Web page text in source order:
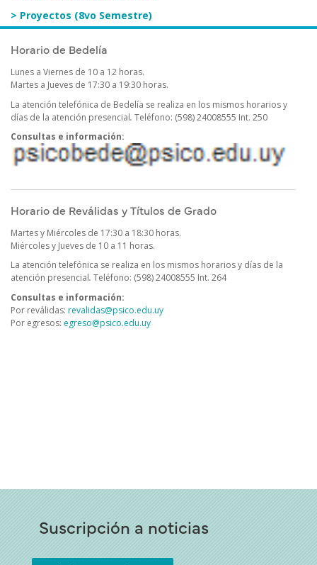
Horario de Bedelía
Lunes a Viernes de 10 a 12 horas.
Martes a Jueves de 17:30 a 19:30 horas.
La atención telefónica de Bedelía se realiza en los mismos horarios y
días de la atención presencial. Teléfono: (598) 24008555 Int. 250
Consultas e información:
Horario de Reválidas y Títulos de Grado
Martes y Miércoles de 17:30 a 18:30 horas.
Miércoles y Jueves de 10 a 11 horas.
La atención telefónica se realiza en los mismos horarios y días de la
atención presencial. Teléfono: (598) 24008555 Int. 264
Consultas e información:
Por reválidas: revalidas@psico.edu.uy
Por egresos: egreso@psico.edu.uy
> Proyectos (8vo Semestre)
Suscripción a noticias